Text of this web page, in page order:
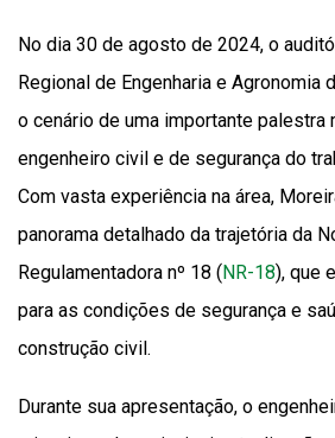
No dia 30 de agosto de 2024, o
Regional de Engenharia e Agronomia
o cenário de uma importante palestra
engenheiro civil e de segurança do
Com vasta experiência na área,
panorama detalhado da trajetória da
Regulamentadora nº 18 (NR-18), que
para as condições de segurança e
construção civil.
Durante sua apresentação, o